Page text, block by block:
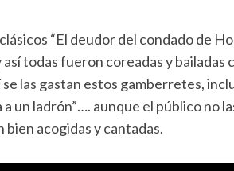
“El deudor del condado de
así todas fueron coreadas y
las gastan estos gamberretes,
a un ladrón”…. aunque el público no
acogidas y cantadas.